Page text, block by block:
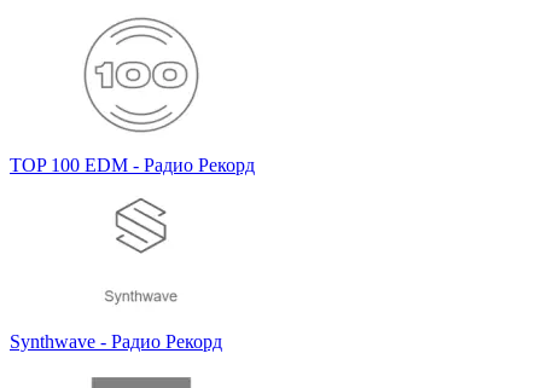
TOP 100 EDM - Радио Рекорд
Synthwave - Радио Рекорд